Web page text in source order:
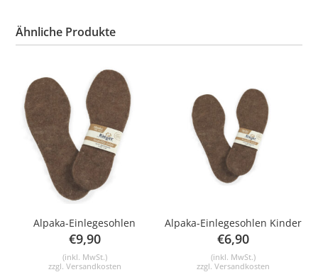
Ähnliche Produkte
Alpaka-Einlegesohlen
€9,90
(inkl. MwSt.)
zzgl. Versandkosten
Alpaka-Einlegesohlen Kinder
€6,90
(inkl. MwSt.)
zzgl.Versandkosten